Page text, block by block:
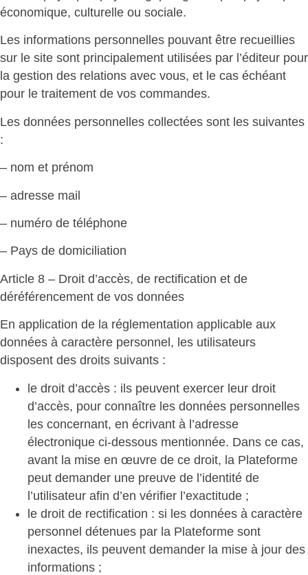
économique, culturelle ou sociale.
Les informations personnelles pouvant être recueillies
sur le site sont principalement utilisées par l’éditeur pour
la gestion des relations avec vous, et le cas échéant
pour le traitement de vos commandes.
Les données personnelles collectées sont les suivantes
:
– nom et prénom
– adresse mail
– numéro de téléphone
– Pays de domiciliation
Article 8 – Droit d’accès, de rectification et de
déréférencement de vos données
En application de la réglementation applicable aux
données à caractère personnel, les utilisateurs
disposent des droits suivants :
le droit d’accès : ils peuvent exercer leur droit
d’accès, pour connaître les données personnelles
les concernant, en écrivant à l’adresse
électronique ci-dessous mentionnée. Dans ce cas,
avant la mise en œuvre de ce droit, la Plateforme
peut demander une preuve de l’identité de
l’utilisateur afin d’en vérifier l’exactitude ;
le droit de rectification : si les données à caractère
personnel détenues par la Plateforme sont
inexactes, ils peuvent demander la mise à jour des
informations ;